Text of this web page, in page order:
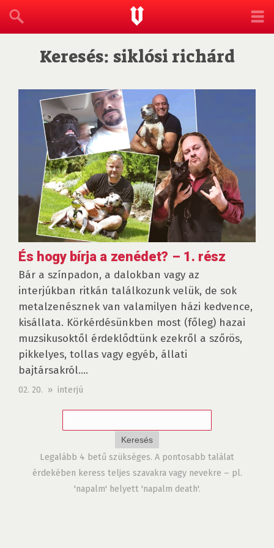
Keresés: siklósi richárd
És hogy bírja a zenédet? – 1. rész
Bár a színpadon, a dalokban vagy az
interjúkban ritkán találkozunk velük, de sok
metalzenésznek van valamilyen házi kedvence,
kisállata. Körkérdésünkben most (főleg) hazai
muzsikusoktől érdeklődtünk ezekről a szőrös,
pikkelyes, tollas vagy egyéb, állati
bajtársakról....
02. 20. » interjú
Legalább 4 betű szükséges. A pontosabb találat
érdekében keress teljes szavakra vagy nevekre – pl.
'napalm' helyett 'napalm death'.